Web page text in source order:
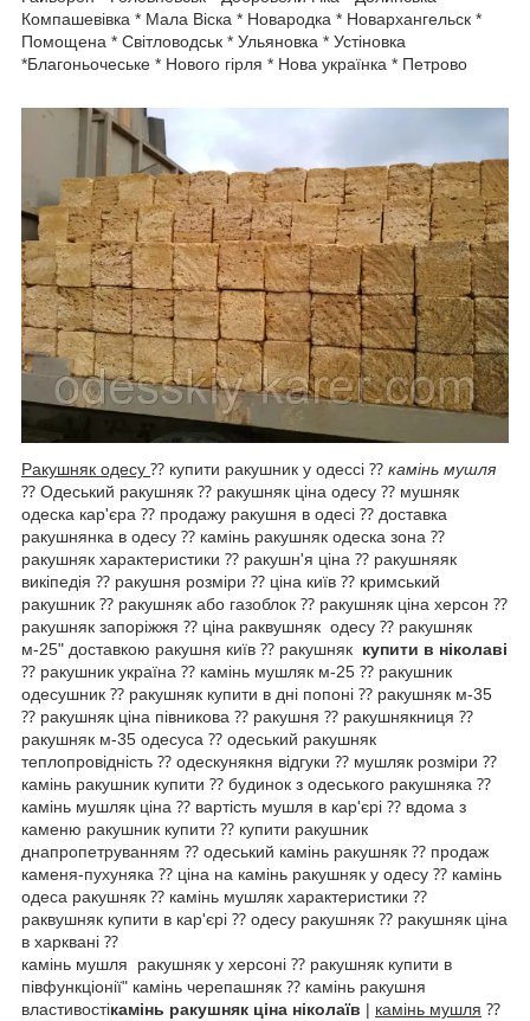
Компашевівка * Мала Віска * Новародка * Новархангельск *
Помощена * Світловодськ * Ульяновка * Устіновка
*Благоньочеське * Нового гірля * Нова українка * Петрово
Ракушняк одесу ⁇ купити ракушник у одecсі ⁇ камінь мушля
⁇ Одеський ракушняк ⁇ ракушняк ціна одесу ⁇ мушняк
одеска кар'єра ⁇ продажу ракушня в одесі ⁇ доставка
ракушнянка в одесу ⁇ камінь ракушняк одеска зона ⁇
ракушняк характеристики ⁇ рaкушн'я ціна ⁇ ракушняяк
викіпедія ⁇ ракушня розміри ⁇ ціна київ ⁇ кримський
ракушник ⁇ ракушняк або газоблок ⁇ ракушняк ціна херсон ⁇
ракушняк запоріжжя ⁇ ціна раквушняк одесу ⁇ ракушняк
м-25" доставкою ракушня київ ⁇ ракушняк купити в ніколаві
⁇ ракушник україна ⁇ камінь мушляк м-25 ⁇ ракушник
одесушник ⁇ ракушняк купити в дні попоні ⁇ ракушняк м-35
⁇ ракушняк ціна півникова ⁇ ракушня ⁇ ракушнякниця ⁇
ракушняк м-35 одесуса ⁇ одеський ракушняк
теплопровідність ⁇ одескунякня відгуки ⁇ мушляк розміри ⁇
камінь ракушник купити ⁇ будинок з одеського ракушняка ⁇
камінь мушляк ціна ⁇ вартість мушля в кар'єрі ⁇ вдома з
каменю ракушник купити ⁇ купити ракушник
днапропетруванням ⁇ одеський камінь ракушняк ⁇ продаж
каменя-пухуняка ⁇ ціна на камінь ракушняк у одесу ⁇ камінь
одеса ракушняк ⁇ камінь мушляк характеристики ⁇
раквушняк купити в кар'єрі ⁇ одесу ракушняк ⁇ ракушняк ціна
в харквані ⁇
камінь мушля ракушняк у херсоні ⁇ ракушняк купити в
півфункціонії" камінь черепашняк ⁇ камінь ракушня
властивостікамінь ракушняк ціна ніколаїв | камінь мушля ⁇